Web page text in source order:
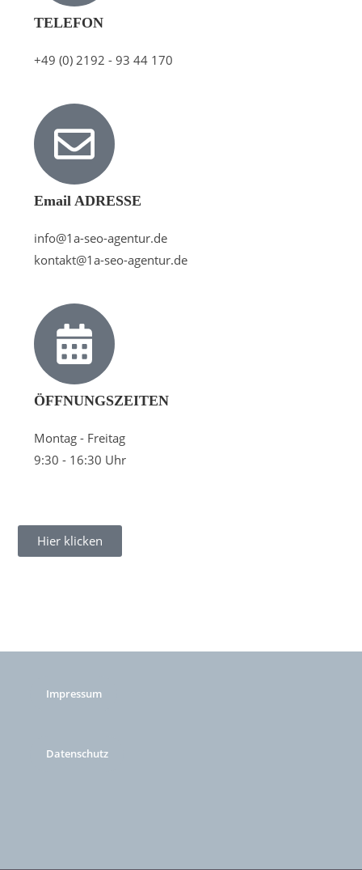
TELEFON
+49 (0) 2192 - 93 44 170
Email ADRESSE
info@1a-seo-agentur.de
kontakt@1a-seo-agentur.de
ÖFFNUNGSZEITEN
Montag - Freitag
9:30 - 16:30 Uhr
Hier klicken
Impressum
Datenschutz